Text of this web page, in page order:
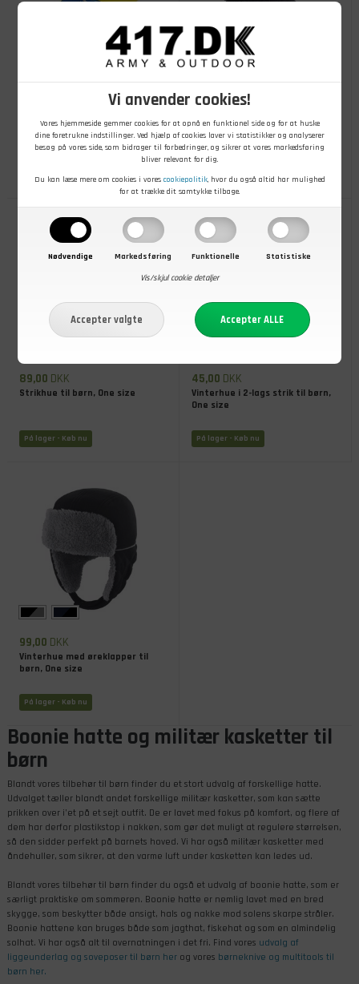
Vi anvender cookies!
Vores hjemmeside gemmer cookies for at opnå en funktionel side og for at huske
dine foretrukne indstillinger. Ved hjælp af cookies laver vi statistikker og analyserer
besøg på vores side, som bidrager til forbedringer, og sikrer at vores markedsføring
bliver relevant for dig.
Du kan læse mere om cookies i vores cookiepolitik, hvor du også altid har mulighed
for at trække dit samtykke tilbage.
Nødvendige Markedsføring Funktionelle
Statistiske
Vis/skjul cookie detaljer
Paraply til børn
På lager - Køb nu
Pom Pom Beanie til børn, One
size
På lager - Køb nu
89,00 DKK
Strikhue til børn, One size
På lager - Køb nu
45,00 DKK
Vinterhue i 2-lags strik til børn,
One size
På lager - Køb nu
99,00 DKK
Vinterhue med øreklapper til
børn, One size
På lager - Køb nu
Boonie hatte og militær kasketter til
børn
Blandt vores tilbehør til børn finder du et stort udvalg af forskellige hatte.
Udvalget tæller blandt andet forskellige militær kasketter, som kan sætte
prikken over i’et på et sejt outfit. De er lavet med fokus på komfort, og flere af
dem har derfor plastikstop i nakken, som gør det muligt at regulere størrelsen,
så den sidder perfekt på barnets hoved. Vi har også militær kasketter med
åndehuller, som sikrer, at den varme luft under kasketten kan ledes ud.
Blandt vores tilbehør til børn finder du også et udvalg af boonie hatte, som er
særligt praktiske om sommeren. Boonie hatte er nemlig lavet med en bred
skygge, som beskytter både ansigt, hals og nakke mod solens skarpe stråler.
Boonie hattene kan bruges både som jagthat, fiskehat og som en almindelig
solhat. Vi har også alt til overnatningen i det fri. Find vores udvalg af
liggeunderlag og soveposer til børn her og vores børneknive og multitools til
børn her.